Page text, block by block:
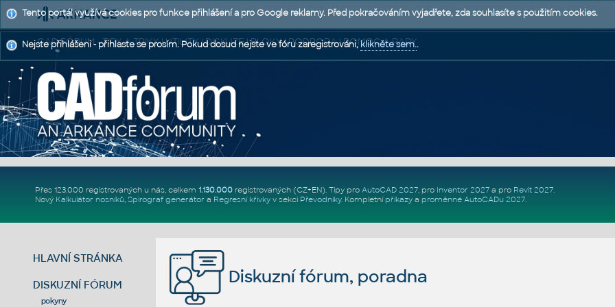
CAD FÓRUM - TIPY A TRIKY | UTILITY | DISKUZE | BLOKY | PODPORA | POMOC A RADY
Přes 123.000 registrovaných u nás, celkem 1.130.000registrovaných (CZ+EN). Tipy pro AutoCAD 2027, pro Inventor 2027a pro Revit 2027.
Nový Kalkulátor nosníků, Spirograf generátor a Regresní křivkyv sekci Převodníky. Kompletní příkazya proměnné AutoCADu 2027.
HLAVNÍ STRÁNKA
DISKUZNÍ FÓRUM
pokyny
Diskuzní fórum, poradna
Tento portál využívá cookies pro funkce přihlášení a pro Google reklamy. Před pokračováním vyjadřete, zda souhlasíte s použitím cookies.
Nejste přihlášeni - přihlaste se prosím. Pokud dosud nejste ve fóru zaregistrováni,klikněte sem..